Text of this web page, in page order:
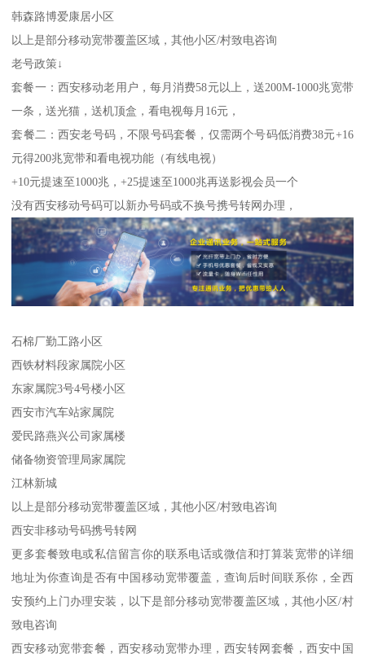
韩森路博爱康居小区
以上是部分移动宽带覆盖区域，其他小区/村致电咨询
老号政策↓
套餐一：西安移动老用户，每月消费58元以上，送200M-1000兆宽带
一条，送光猫，送机顶盒，看电视每月16元，
套餐二：西安老号码，不限号码套餐，仅需两个号码低消费38元+16
元得200兆宽带和看电视功能（有线电视）
+10元提速至1000兆，+25提速至1000兆再送影视会员一个
没有西安移动号码可以新办号码或不换号携号转网办理，
石棉厂勤工路小区
西铁材料段家属院小区
东家属院3号4号楼小区
西安市汽车站家属院
爱民路燕兴公司家属楼
储备物资管理局家属院
江林新城
以上是部分移动宽带覆盖区域，其他小区/村致电咨询
西安非移动号码携号转网
更多套餐致电或私信留言你的联系电话或微信和打算装宽带的详细
地址为你查询是否有中国移动宽带覆盖，查询后时间联系你，全西
安预约上门办理安装，以下是部分移动宽带覆盖区域，其他小区/村
致电咨询
西安移动宽带套餐，西安移动宽带办理，西安转网套餐，西安中国